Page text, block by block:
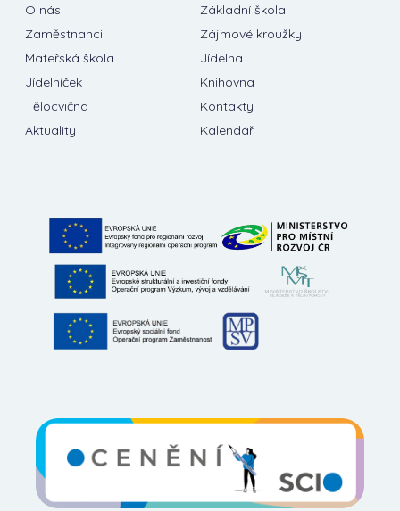
O nás
Základní škola
Zaměstnanci
Zájmové kroužky
Mateřská škola
Jídelna
Jídelníček
Knihovna
Tělocvična
Kontakty
Aktuality
Kalendář